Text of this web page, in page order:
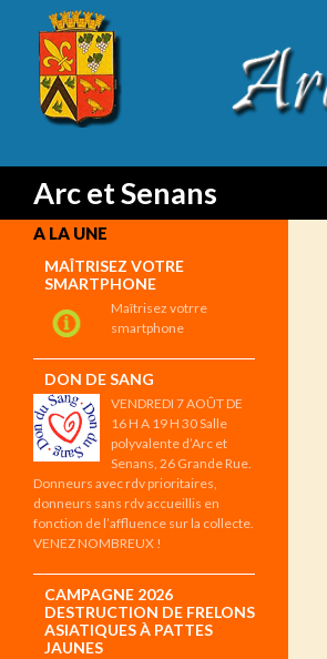
Arc et Senans
Search
A LA UNE
MAÎTRISEZ VOTRE
SMARTPHONE
Maîtrisez votrre
smartphone
DON DE SANG
VENDREDI 7 AOÛT DE
16 H A 19 H 30 Salle
polyvalente d’Arc et
Senans, 26 Grande Rue.
Donneurs avec rdv prioritaires,
donneurs sans rdv accueillis en
fonction de l’affluence sur la collecte.
VENEZ NOMBREUX !
CAMPAGNE 2026
DESTRUCTION DE FRELONS
ASIATIQUES À PATTES
JAUNES